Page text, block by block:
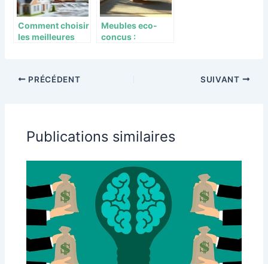
Comment choisir
les meilleures
Meubles eco-
concus :
PRÉCÉDENT SUIVANT
Publications similaires